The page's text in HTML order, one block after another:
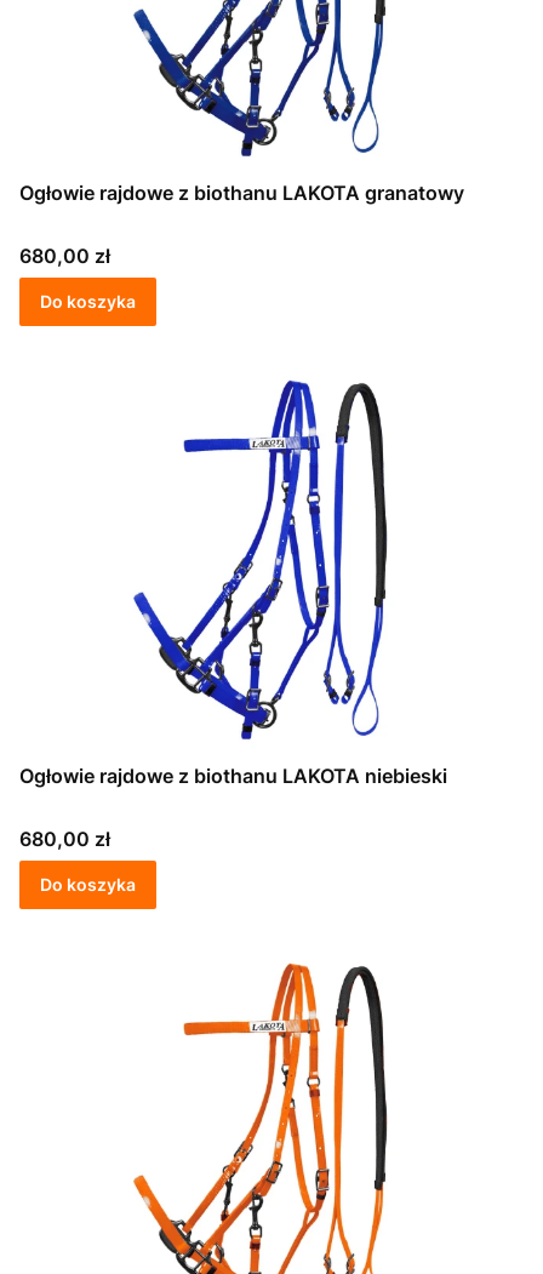
Ogłowie rajdowe z biothanu LAKOTA granatowy
Cena
680,00 zł
Do koszyka
Ogłowie rajdowe z biothanu LAKOTA niebieski
Cena
680,00 zł
Do koszyka